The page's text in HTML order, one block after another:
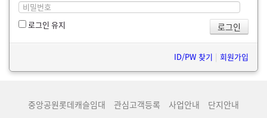
로그인 유지
ID/PW 찾기 | 회원가입
중앙공원롯데캐슬임대 관심고객등록 사업안내
단지안내